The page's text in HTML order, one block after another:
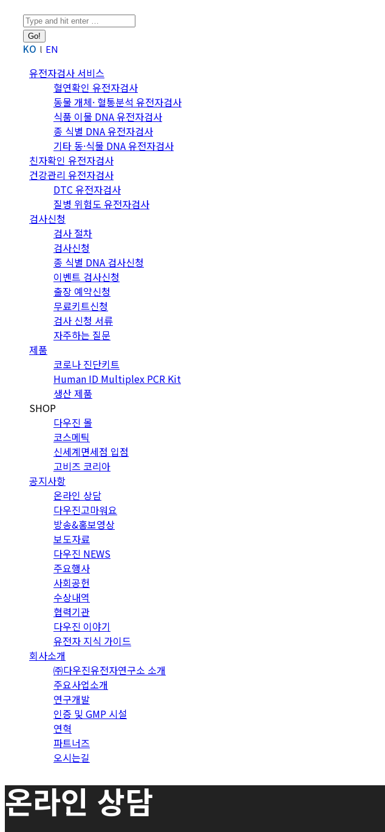
Search:
KO EN
유전자검사 서비스
혈연확인 유전자검사
동물 개체· 혈통분석 유전자검사
식품 이물 DNA 유전자검사
종 식별 DNA 유전자검사
기타 동·식물 DNA 유전자검사
친자확인 유전자검사
건강관리 유전자검사
DTC 유전자검사
질병 위험도 유전자검사
검사신청
검사 절차
검사신청
종 식별 DNA 검사신청
이벤트 검사신청
출장 예약신청
무료키트신청
검사 신청 서류
자주하는 질문
제품
코로나 진단키트
Human ID Multiplex PCR Kit
생산 제품
SHOP
다우진 몰
코스메틱
신세계면세점 입점
고비즈 코리아
공지사항
온라인 상담
다우진고마워요
방송&홍보영상
보도자료
다우진 NEWS
주요행사
사회공헌
수상내역
협력기관
다우진 이야기
유전자 지식 가이드
회사소개
㈜다우진유전자연구소 소개
주요사업소개
연구개발
인증 및 GMP 시설
연혁
파트너즈
오시는길
온라인 상담